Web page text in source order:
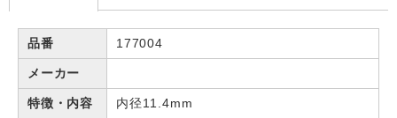
品番 177004
メーカー
特徴・内容 内径11.4mm